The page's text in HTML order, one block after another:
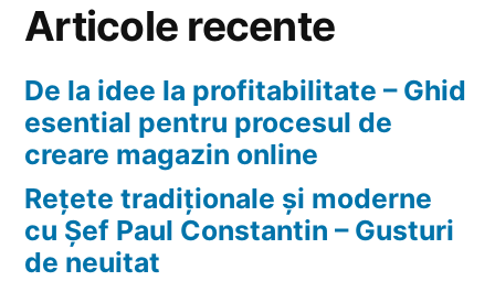
Articole recente
De la idee la profitabilitate – Ghid
esential pentru procesul de
creare magazin online
Rețete tradiționale și moderne
cu Șef Paul Constantin – Gusturi
de neuitat